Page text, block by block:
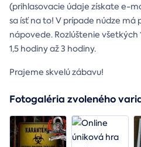
(prihlasovacie údaje získate e-
sa ísť na to! V prípade núdze má
nápovede. Rozlúštenie
1,5 hodiny až 3 hodiny.
Prajeme skvelú zábavu!
Fotogaléria zvoleného